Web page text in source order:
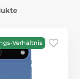
Verhältnis